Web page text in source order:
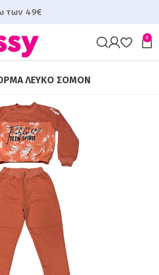
των 49€
0
ΛΕΥΚΟ ΣΟΜΟΝ